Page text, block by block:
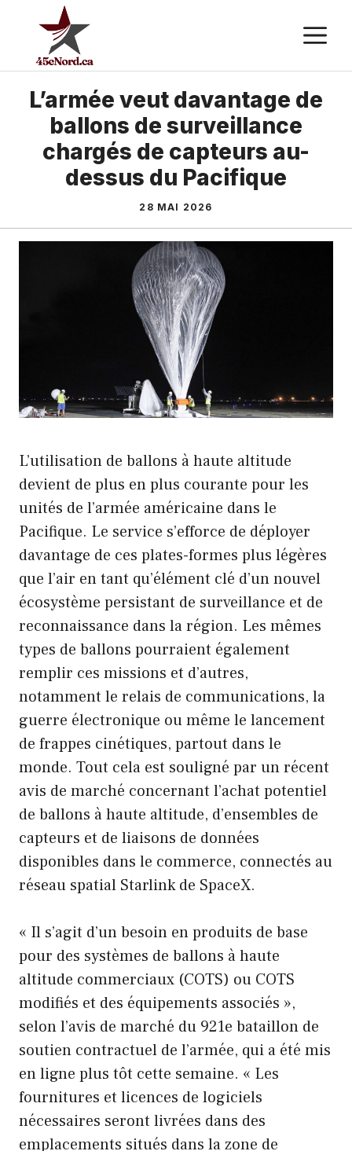
contenu
L’armée veut davantage de
ballons de surveillance
chargés de capteurs au-
dessus du Pacifique
28 MAI 2026
L’utilisation de ballons à haute altitude
devient de plus en plus courante pour les
unités de l’armée américaine dans le
Pacifique. Le service s’efforce de déployer
davantage de ces plates-formes plus légères
que l’air en tant qu’élément clé d’un nouvel
écosystème persistant de surveillance et de
reconnaissance dans la région. Les mêmes
types de ballons pourraient également
remplir ces missions et d’autres,
notamment le relais de communications, la
guerre électronique ou même le lancement
de frappes cinétiques, partout dans le
monde. Tout cela est souligné par un récent
avis de marché concernant l’achat potentiel
de ballons à haute altitude, d’ensembles de
capteurs et de liaisons de données
disponibles dans le commerce, connectés au
réseau spatial Starlink de SpaceX.
« Il s’agit d’un besoin en produits de base
pour des systèmes de ballons à haute
altitude commerciaux (COTS) ou COTS
modifiés et des équipements associés »,
selon l’avis de marché du 921e bataillon de
soutien contractuel de l’armée, qui a été mis
en ligne plus tôt cette semaine. « Les
fournitures et licences de logiciels
nécessaires seront livrées dans des
emplacements situés dans la zone de